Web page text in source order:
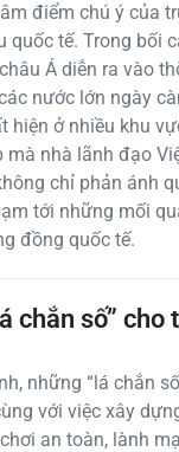
điểm chú ý của
quốc tế. Trong bối
Á diễn ra vào
nước lớn ngày
hiện ở nhiều khu
mà nhà lãnh đạo
chỉ phản ánh
tới những mối
đồng quốc tế.
chắn số”
những “lá chắn
với việc xây
an toàn, lành